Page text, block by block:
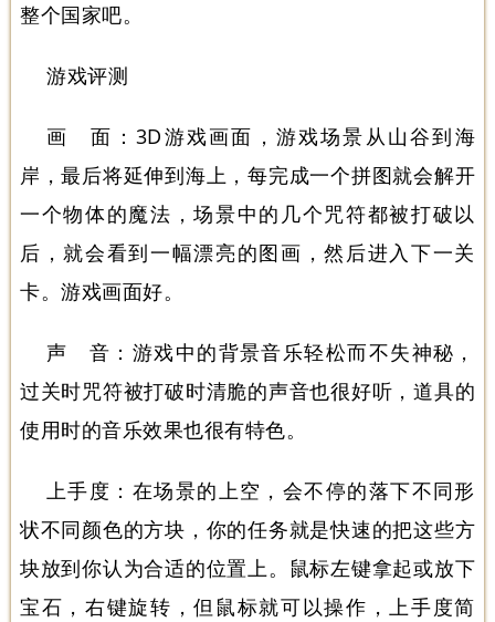
整个国家吧。
游戏评测
画 面：3D游戏画面，游戏场景从山谷到海
岸，最后将延伸到海上，每完成一个拼图就会解开
一个物体的魔法，场景中的几个咒符都被打破以
后，就会看到一幅漂亮的图画，然后进入下一关
卡。游戏画面好。
声 音：游戏中的背景音乐轻松而不失神秘，
过关时咒符被打破时清脆的声音也很好听，道具的
使用时的音乐效果也很有特色。
上手度：在场景的上空，会不停的落下不同形
状不同颜色的方块，你的任务就是快速的把这些方
块放到你认为合适的位置上。鼠标左键拿起或放下
宝石，右键旋转，但鼠标就可以操作，上手度简